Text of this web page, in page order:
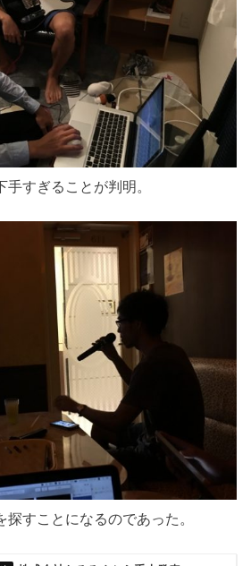
手すぎることが判明。
すことになるのであった。